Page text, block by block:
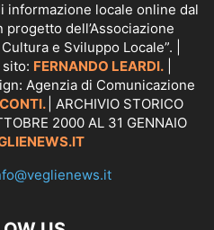
informazione locale online dal
dell’Associazione
e Sviluppo Locale”. |
FERNANDO LEARDI.
Agenzia di Comunicazione
| ARCHIVIO STORICO
2000 AL 31 GENNAIO